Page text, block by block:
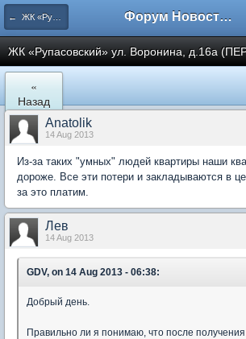
← ЖК «Рупасовский» Форум Новостройки
ЖК «Рупасовский» ул. Воронина, д.16а
«
Назад
Anatolik
14 Aug 2013
Из-за таких "умных" людей квартиры наши
дороже. Все эти потери и закладываются в
за это платим.
Лев
14 Aug 2013
GDV, on 14 Aug 2013 - 06:38:
Добрый день.
Правильно ли я понимаю, что после